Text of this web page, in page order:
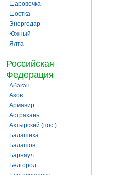
Шаровечка
Шостка
Энергодар
Южный
Ялта
Российская
Федерация
Абакан
Азов
Армавир
Астрахань
Ахтырский (пос.)
Балашиха
Балашов
Барнаул
Белгород